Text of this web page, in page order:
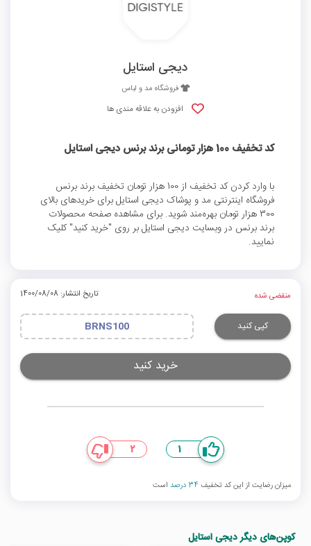
دیجی استایل
فروشگاه مد و لباس
افزودن به علاقه مندی ها
کد تخفیف 100 هزار تومانی برند برنس دیجی استایل
با وارد کردن کد تخفیف از 100 هزار تومان تخفیف برند برنس
فروشگاه اینترنتی مد و پوشاک دیجی استایل برای خریدهای بالای
300 هزار تومان بهره‌مند شوید. برای مشاهده صفحه محصولات
برند برنس در وبسایت دیجی استایل بر روی "خرید کنید" کلیک
نمایید.
منقضی شده تاریخ انتشار: 1400/08/08
کپی کنید BRNS100
خرید کنید
1
2
میزان رضایت از این کد تخفیف 34 درصد است
کوپن‌های دیگر دیجی استایل